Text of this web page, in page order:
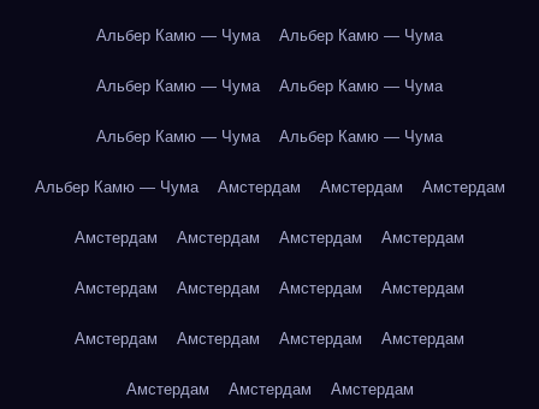
Альбер Камю — Чума Альбер Камю — Чума
Альбер Камю — Чума Альбер Камю — Чума
Альбер Камю — Чума Альбер Камю — Чума
Альбер Камю — Чума Амстердам Амстердам Амстердам
Амстердам Амстердам Амстердам Амстердам
Амстердам Амстердам Амстердам Амстердам
Амстердам Амстердам Амстердам Амстердам
Амстердам Амстердам Амстердам